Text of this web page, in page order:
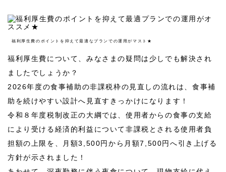
福利厚生費のポイントを抑えて最適なプランでの運用がマスト★
福利厚生費について、みなさまの疑問は少しでも解決され
ましたでしょうか？
2026年度の食事補助の非課税枠の見直しの流れは、食事補
助を続けやすい設計へ見直すきっかけになります！
令和８年度税制改正の大綱では、使用者からの食事の支給
により受ける経済的利益について非課税とされる使用者負
担額の上限を、月額3,500円から月額7,500円へ引き上げる
方針が示されました！